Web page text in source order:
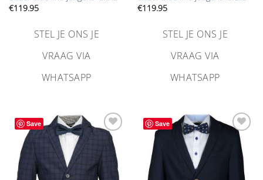
€119.95
STEL JE ONS JE
VRAAG VIA
WHATSAPP
€119.95
STEL JE ONS JE
VRAAG VIA
WHATSAPP
Save
verlanglijst
toevoegen
Save
verlanglijst
toevoegen